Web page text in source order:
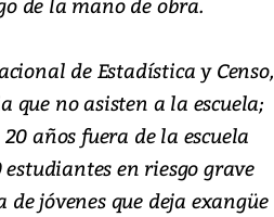
de Estadística y Censo,
que no asisten a la escuela;
años fuera de la escuela
en riesgo grave
jóvenes que deja exangüe